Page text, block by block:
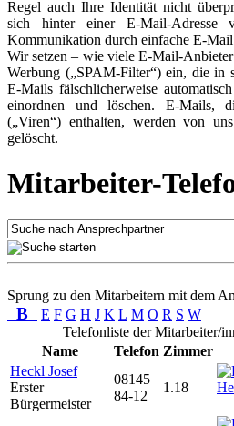
Regel auch Ihre Identität nicht
sich hinter einer E-Mail-Adresse
Kommunikation durch einfache E-
Wir setzen – wie viele E-Mail-
Werbung („SPAM-Filter“) ein, die in
E-Mails fälschlicherweise
einordnen und löschen. E-Mails,
(„Viren“) enthalten, werden von
gelöscht.
Mitarbeiter-
Sprung zu den Mitarbeitern mit dem
B E F G H J K L M O R S W
Telefonliste der Mitarbeiter/
Name
Telefon Zimmer
Heckl Josef
Erster
Bürgermeister
08145
84-12
1.18